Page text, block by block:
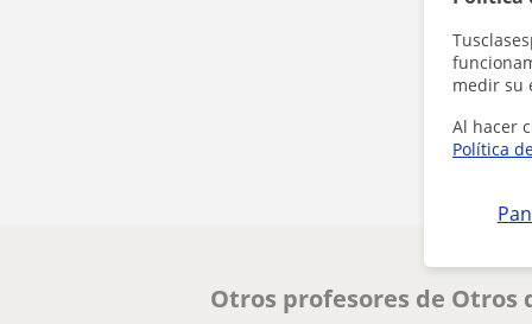
medir su
Al hacer
Política
Otros profesores de